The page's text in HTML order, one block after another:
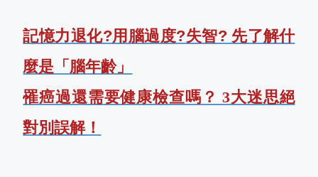
記憶力退化?用腦過度?失智? 先了解什
麼是「腦年齡」
罹癌過還需要健康檢查嗎？ 3大迷思絕
對別誤解！